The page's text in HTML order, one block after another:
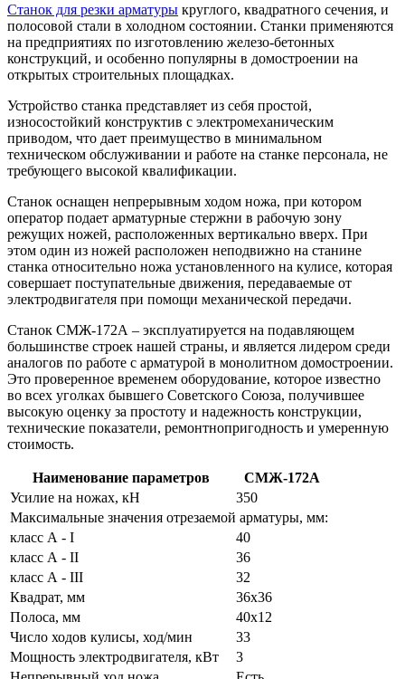
Станок для резки арматуры круглого, квадратного сечения, и
полосовой стали в холодном состоянии. Станки применяются
на предприятиях по изготовлению железо-бетонных
конструкций, и особенно популярны в домостроении на
открытых строительных площадках.
Устройство станка представляет из себя простой,
износостойкий конструктив с электромеханическим
приводом, что дает преимущество в минимальном
техническом обслуживании и работе на станке персонала, не
требующего высокой квалификации.
Станок оснащен непрерывным ходом ножа, при котором
оператор подает арматурные стержни в рабочую зону
режущих ножей, расположенных вертикально вверх. При
этом один из ножей расположен неподвижно на станине
станка относительно ножа установленного на кулисе, которая
совершает поступательные движения, передаваемые от
электродвигателя при помощи механической передачи.
Станок СМЖ-172А – эксплуатируется на подавляющем
большинстве строек нашей страны, и является лидером среди
аналогов по работе с арматурой в монолитном домостроении.
Это проверенное временем оборудование, которое известно
во всех уголках бывшего Советского Союза, получившее
высокую оценку за простоту и надежность конструкции,
технические показатели, ремонтнопригодность и умеренную
стоимость.
Наименование параметров
СМЖ-172А
Усилие на ножах, кН
350
Максимальные значения отрезаемой арматуры, мм:
класс А - I
40
класс А - II
36
класс А - III
32
Квадрат, мм
36х36
Полоса, мм
40х12
Число ходов кулисы, ход/мин
33
Мощность электродвигателя, кВт
3